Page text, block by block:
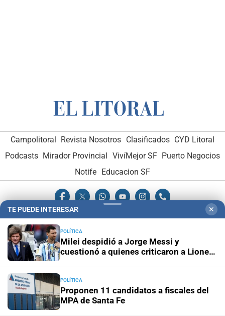
Campolitoral Revista Nosotros Clasificados CYD Litoral
Podcasts Mirador Provincial VivíMejor SF Puerto Negocios
Notife
Educacion SF
Hemeroteca Digital (1930-1979)-Receptorías de avisos
Administración y Publicidad
Opcionales con El Litoral
El Litoral es miembro de:
TE PUEDE INTERESAR ✕
POLÍTICA
Milei despidió a Jorge Messi y
cuestionó a quienes criticaron a Lionel
POLÍTICA
Proponen 11 candidatos a fiscales del
MPA de Santa Fe